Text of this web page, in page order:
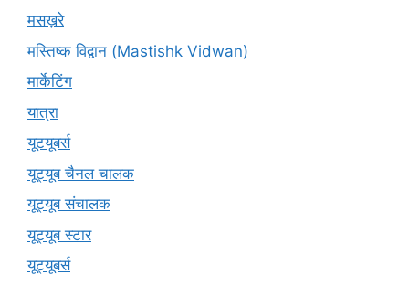
मसख़रे
मस्तिष्क विद्वान (Mastishk Vidwan)
मार्केटिंग
यात्रा
यूटयूबर्स
यूट्यूब चैनल चालक
यूट्यूब संचालक
यूट्यूब स्टार
यूट्‍यूबर्स